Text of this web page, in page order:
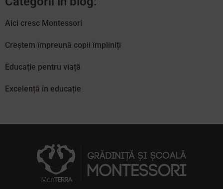
Aici cresc Montessori
Creștem împreună copii împliniți
Educație pentru viață
Excelență în educație